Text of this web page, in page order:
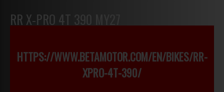
RR X-PRO 4T 390 MY27
HTTPS://WWW.BETAMOTOR.COM/EN/BIKES/RR-
XPRO-4T-390/